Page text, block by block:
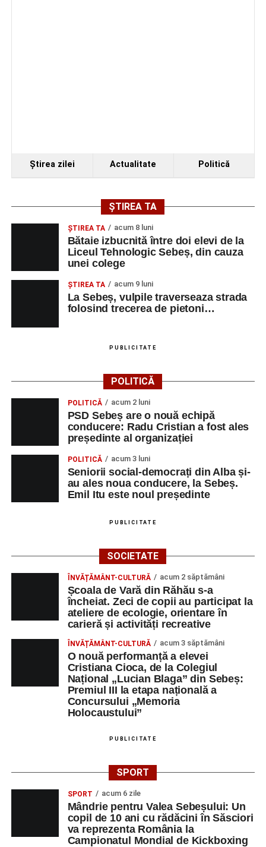
Ştirea zilei Actualitate Politică
ȘTIREA TA
ŞTIREA TA acum 8 luni
Bătaie izbucnită între doi elevi de la
Liceul Tehnologic Sebeș, din cauza
unei colege
ŞTIREA TA acum 9 luni
La Sebeș, vulpile traverseaza strada
folosind trecerea de pietoni…
PUBLICITATE
POLITICĂ
POLITICĂ acum 2 luni
PSD Sebeș are o nouă echipă
conducere: Radu Cristian a fost ales
președinte al organizației
POLITICĂ acum 3 luni
Seniorii social-democrați din Alba și-
au ales noua conducere, la Sebeș.
Emil Itu este noul președinte
PUBLICITATE
SOCIETATE
ÎNVĂȚĂMÂNT-CULTURĂ acum 2 săptămâni
Școala de Vară din Răhău s-a
încheiat. Zeci de copii au participat la
ateliere de ecologie, orientare în
carieră și activități recreative
ÎNVĂȚĂMÂNT-CULTURĂ acum 3 săptămâni
O nouă performanță a elevei
Cristiana Cioca, de la Colegiul
Național „Lucian Blaga” din Sebeș:
Premiul III la etapa națională a
Concursului „Memoria
Holocaustului”
PUBLICITATE
SPORT
SPORT acum 6 zile
Mândrie pentru Valea Sebeșului: Un
copil de 10 ani cu rădăcini în Săsciori
va reprezenta România la
Campionatul Mondial de Kickboxing